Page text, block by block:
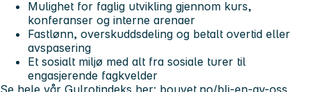
Mulighet for faglig utvikling gjennom kurs,
konferanser og interne arenaer
Fastlønn, overskuddsdeling og betalt overtid eller
avspasering
Et sosialt miljø med alt fra sosiale turer til
engasjerende fagkvelder
Se hele vår Gulrotindeks her: bouvet.no/bli-en-av-oss